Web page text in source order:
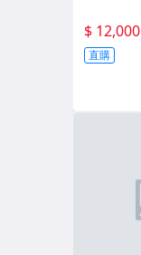
$ 12,000
直購